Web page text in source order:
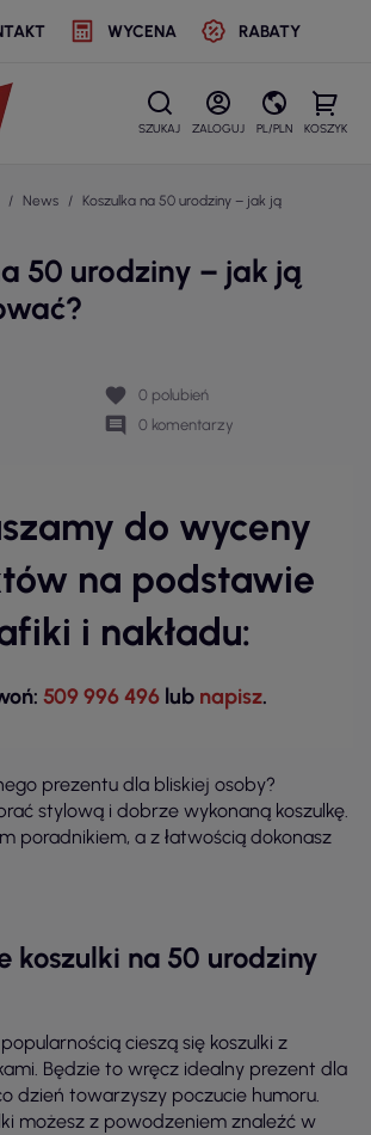
WYCENA RABATY
SZUKAJ ZALOGUJ PL/PLN KOSZYK
News
Koszulka na 50 urodziny – jak ją
50 urodziny – jak ją
favorite 0 polubień
comment 0 komentarzy
do wyceny
na podstawie
i nakładu:
509 996 496lub napisz.
prezentu dla bliskiej osoby?
stylową i dobrze wykonaną koszulkę.
poradnikiem, a z łatwością dokonasz
koszulki na 50 urodziny
cieszą się koszulki z
Będzie to wręcz idealny prezent dla
dzień towarzyszy poczucie humoru.
możesz z powodzeniem znaleźć w